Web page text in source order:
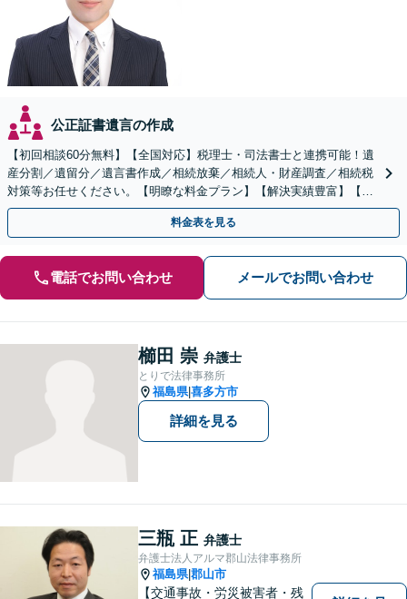
公正証書遺言の作成
【初回相談60分無料】【全国対応】税理士・司法書士と連携可能！遺
産分割／遺留分／遺言書作成／相続放棄／相続人・財産調査／相続税
対策等お任せください。【明瞭な料金プラン】【解決実績豊富】【電
話相談可】
料金表を見る
電話でお問い合わせ メールでお問い合わせ
櫛田 崇 弁護士
とりで法律事務所
福島県|喜多方市
詳細を見る
三瓶 正 弁護士
弁護士法人アルマ郡山法律事務所
福島県|郡山市
【交通事故・労災被害者・残